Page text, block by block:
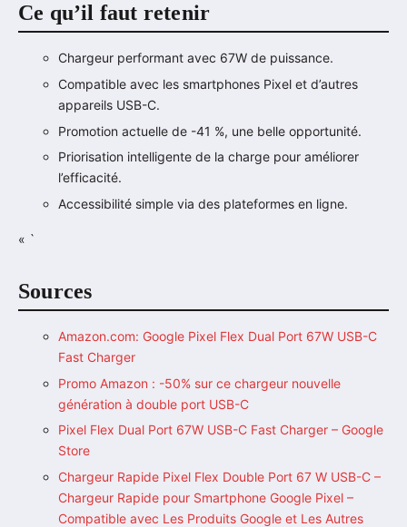
Ce qu’il faut retenir
Chargeur performant avec 67W de puissance.
Compatible avec les smartphones Pixel et d’autres
appareils USB-C.
Promotion actuelle de -41 %, une belle opportunité.
Priorisation intelligente de la charge pour améliorer
l’efficacité.
Accessibilité simple via des plateformes en ligne.
« `
Sources
Amazon.com: Google Pixel Flex Dual Port 67W USB-C
Fast Charger
Promo Amazon : -50% sur ce chargeur nouvelle
génération à double port USB-C
Pixel Flex Dual Port 67W USB-C Fast Charger – Google
Store
Chargeur Rapide Pixel Flex Double Port 67 W USB-C –
Chargeur Rapide pour Smartphone Google Pixel –
Compatible avec Les Produits Google et Les Autres